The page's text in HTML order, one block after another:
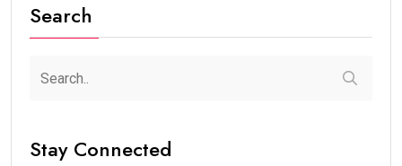
Search
Stay Connected